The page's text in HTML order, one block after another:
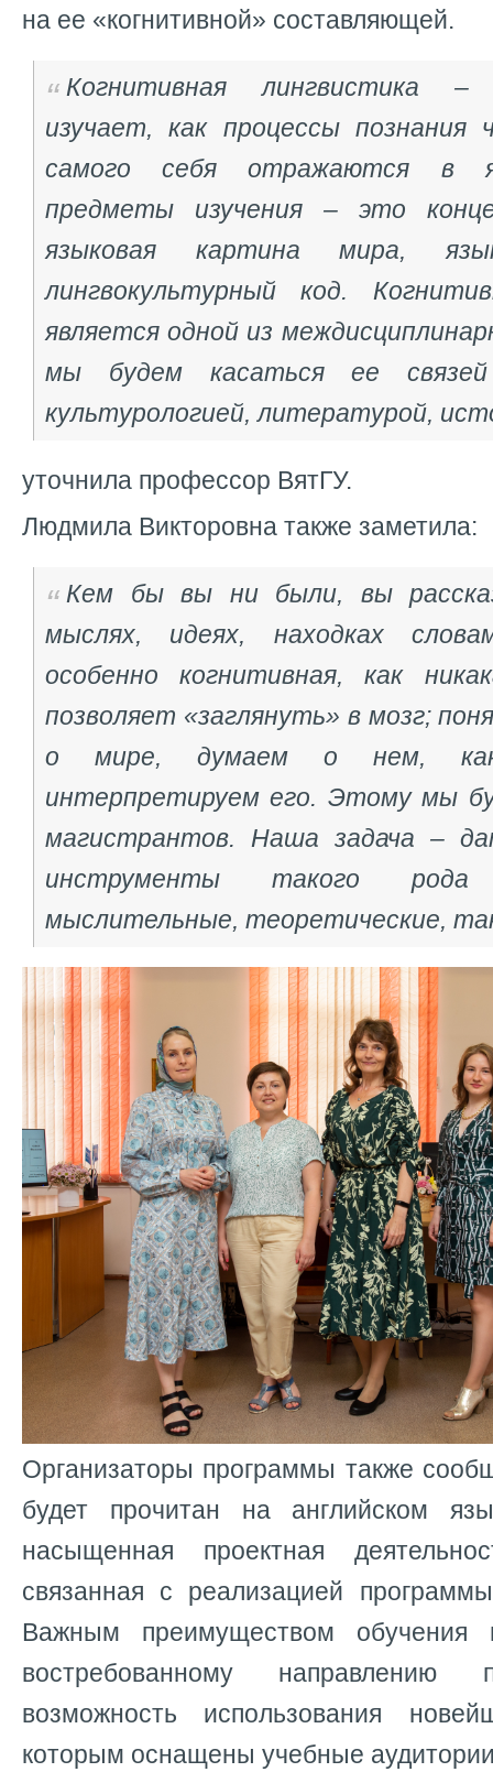
на ее «когнитивной» составляющей.
Когнитивная лингвистика –
изучает, как процессы познания
самого себя отражаются в
предметы изучения – это
языковая картина мира,
лингвокультурный код.
является одной из
мы будем касаться ее связей
культурологией, литературой,
уточнила профессор ВятГУ.
Людмила Викторовна также заметила:
Кем бы вы ни были, вы
мыслях, идеях, находках
особенно когнитивная, как
позволяет «заглянуть» в мозг;
о мире, думаем о нем,
интерпретируем его. Этому мы
магистрантов. Наша задача –
инструменты такого
мыслительные, теоретические,
Организаторы программы также
будет прочитан на английском
насыщенная проектная
связанная с реализацией
Важным преимуществом обучения
востребованному направлению
возможность использования
которым оснащены учебные